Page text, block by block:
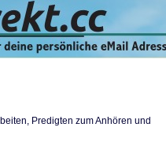
Predigten zum Anhören und